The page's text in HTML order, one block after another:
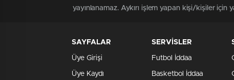
yayınlanamaz. Aykırı işlem yapan kişi/kişiler
SAYFALAR
Üye Girişi
Üye Kaydı
SERVİSLER
Futbol İddaa
Basketbol İddaa